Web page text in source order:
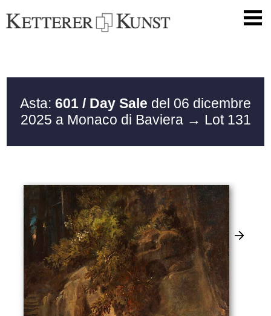
Asta: 601 / Day Sale del 06 dicembre
2025 a Monaco di Baviera → Lot 131